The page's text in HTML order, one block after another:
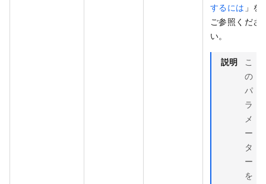
するには 」を
ご参照くださ
い。
説明
こ
の
パ
ラ
メ
ー
タ
ー
を